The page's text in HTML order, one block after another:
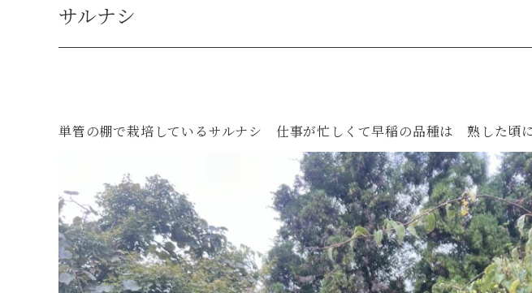
サルナシ
単管の棚で栽培しているサルナシ 仕事が忙しくて早稲の品種は 熟した頃に